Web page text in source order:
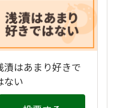
漬はあまり好きで
ない